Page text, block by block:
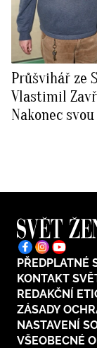
Průšvihář ze
Vlastimil
Nakonec
PŘEDPLATNÉ
KONTAKT
REDAKČNÍ
ZÁSADY
NASTAVENÍ
VŠEOBECNÉ